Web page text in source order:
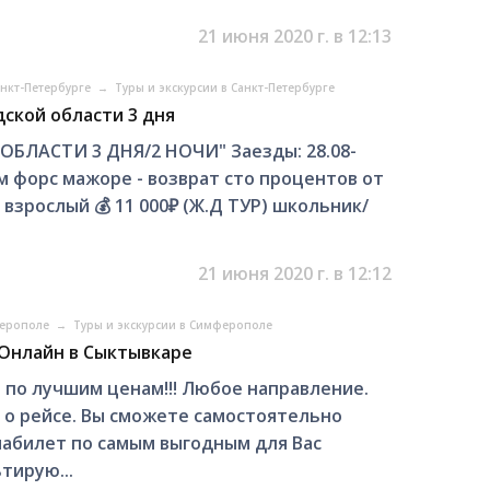
21 июня 2020 г. в 12:13
Петербурге → Туры и экскурсии в Санкт-Петербурге
области 3 дня
3 ДНЯ/2 НОЧИ" Заезды: 28.08-
форс мажоре - возврат сто процентов от
💰 11 000₽ (Ж.Д ТУР) школьник/
21 июня 2020 г. в 12:12
→ Туры и экскурсии в Симферополе
в Сыктывкаре
по лучшим ценам!!! Любое направление.
рейсе. Вы сможете самостоятельно
по самым выгодным для Вас